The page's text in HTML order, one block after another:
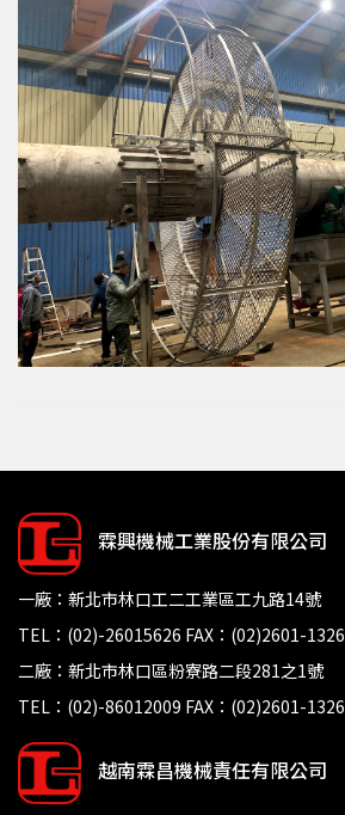
霖興機械工業股份有限公司
一廠：新北市林口工二工業區工九路14號
TEL：(02)-26015626 FAX：(02)2601-1326
二廠：新北市林口區粉寮路二段281之1號
TEL：(02)-86012009 FAX：(02)2601-1326
越南霖昌機械責任有限公司